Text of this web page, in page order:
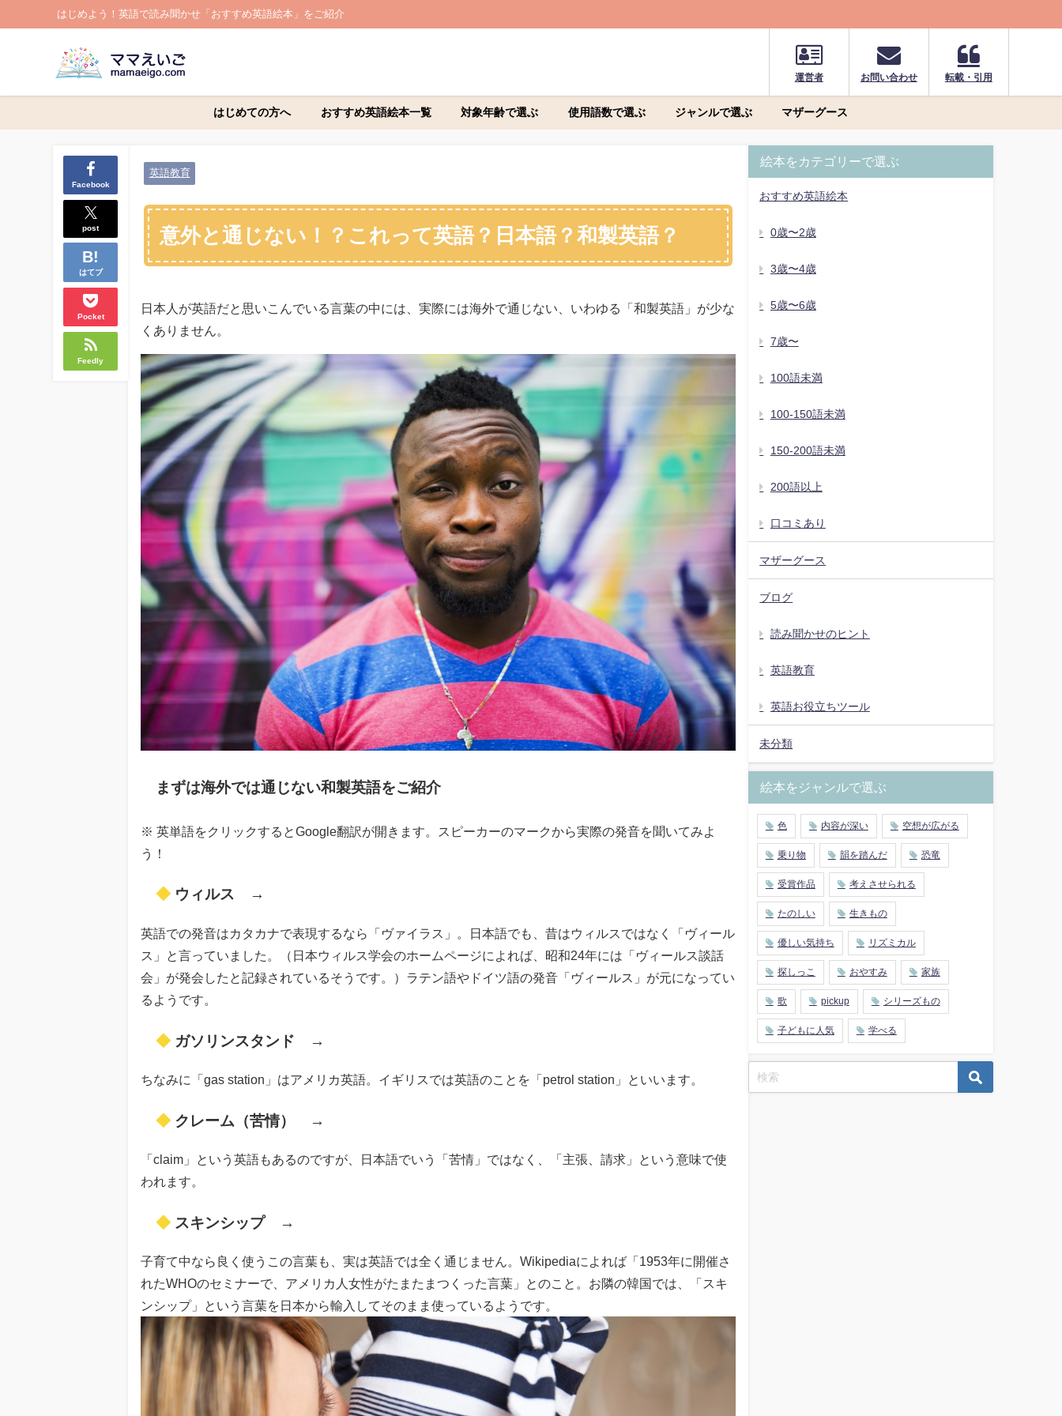
はじめよう！英語で読み聞かせ「おすすめ英語絵本」をご紹介
運営者 お問い合わせ 転載・引用
はじめての方へ おすすめ英語絵本一覧 対象年齢で選ぶ 使用語数で選ぶ ジャンルで選ぶ マザーグース
Facebook
post
はてブ
Pocket
Feedly
英語教育
意外と通じない！？これって英語？日本語？和製英語？
日本人が英語だと思いこんでいる言葉の中には、実際には海外で通じない、いわゆる「和製英語」が少な
くありません。
まずは海外では通じない和製英語をご紹介
※ 英単語をクリックするとGoogle翻訳が開きます。スピーカーのマークから実際の発音を聞いてみよ
う！
◆ ウィルス →
英語での発音はカタカナで表現するなら「ヴァイラス」。日本語でも、昔はウィルスではなく「ヴィール
ス」と言っていました。（日本ウィルス学会のホームページによれ ば、昭和24年には「ヴィールス談話
会」が発会したと記録されているそうです。）ラテン語やドイツ語の発音「ヴィールス」が元になってい
るようです。
◆ ガソリンスタンド →
ちなみに「gas station」はアメリカ英語。イギリスでは英語のことを「petrol station」といいます。
◆ クレーム（苦情） →
「claim」という英語もあるのですが、日本語でいう「苦情」ではなく、「主張、請求」という意味で使
われます。
◆ スキンシップ →
子育て中なら良く使うこの言葉も、実は英語では全く通じません。Wikipediaによれば「1953年に開催さ
れたWHOのセミナーで、アメリカ人女性がたまたまつくった言葉」とのこと。お隣の韓国では、「スキ
ンシップ」という言葉を日本から輸入してそのまま使っているようです。
絵本をカテゴリーで選ぶ
おすすめ英語絵本
0歳〜2歳
3歳〜4歳
5歳〜6歳
7歳〜
100語未満
100-150語未満
150-200語未満
200語以上
口コミあり
マザーグース
ブログ
読み聞かせのヒント
英語教育
英語お役立ちツール
未分類
絵本をジャンルで選ぶ
色 内容が深い 空想が広がる
乗り物 韻を踏んだ 恐竜
受賞作品 考えさせられる
たのしい 生きもの
優しい気持ち リズミカル
探しっこ おやすみ 家族
歌 pickup シリーズもの
子どもに人気 学べる